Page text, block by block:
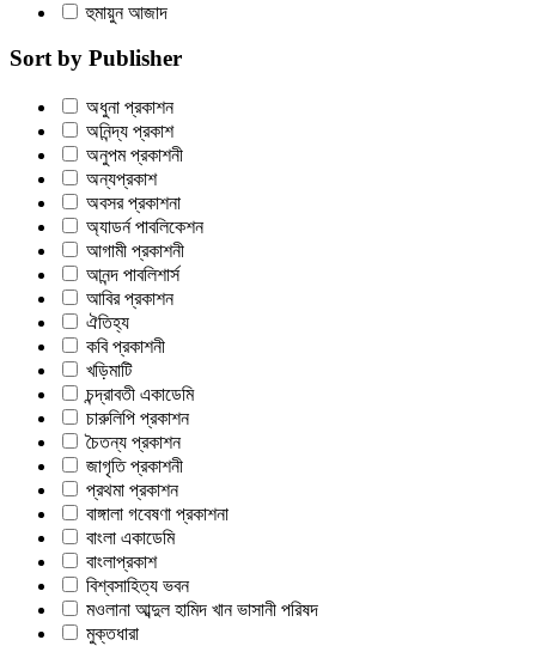
হুমায়ুন আজাদ
Sort by Publisher
অধুনা প্রকাশন
অনিন্দ্য প্রকাশ
অনুপম প্রকাশনী
অন্যপ্রকাশ
অবসর প্রকাশনা
অ্যাডর্ন পাবলিকেশন
আগামী প্রকাশনী
আনন্দ পাবলিশার্স
আবির প্রকাশন
ঐতিহ্য
কবি প্রকাশনী
খড়িমাটি
চন্দ্রাবতী একাডেমি
চারুলিপি প্রকাশন
চৈতন্য প্রকাশন
জাগৃতি প্রকাশনী
প্রথমা প্রকাশন
বাঙ্গালা গবেষণা প্রকাশনা
বাংলা একাডেমি
বাংলাপ্রকাশ
বিশ্বসাহিত্য ভবন
মওলানা আব্দুল হামিদ খান ভাসানী পরিষদ
মুক্তধারা